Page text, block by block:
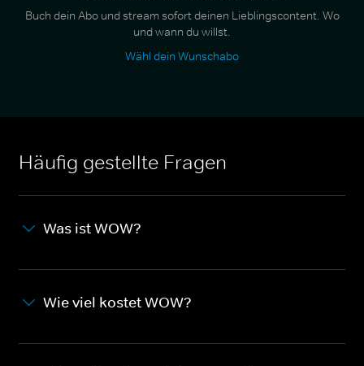
Buch dein Abo und stream sofort deinen Lieblingscontent. Wo
und wann du willst.
Wähl dein Wunschabo
Häufig gestellte Fragen
Was ist WOW?
Wie viel kostet WOW?